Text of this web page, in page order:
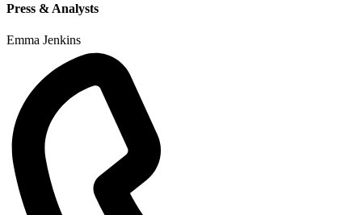
Press & Analysts
Emma Jenkins